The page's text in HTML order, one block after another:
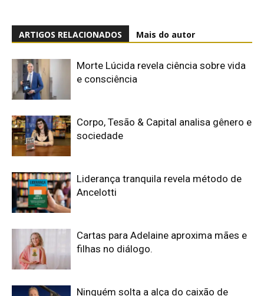
ARTIGOS RELACIONADOS Mais do autor
Morte Lúcida revela ciência sobre vida
e consciência
Corpo, Tesão & Capital analisa gênero e
sociedade
Liderança tranquila revela método de
Ancelotti
Cartas para Adelaine aproxima mães e
filhas no diálogo.
Ninguém solta a alça do caixão de